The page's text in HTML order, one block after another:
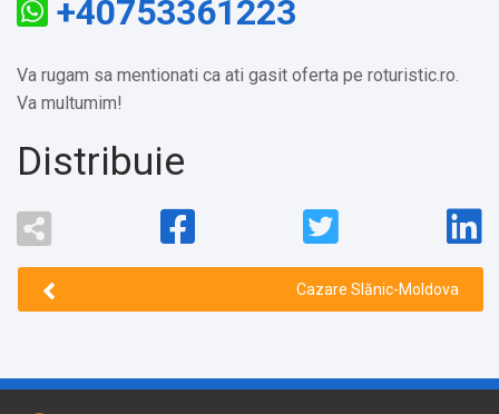
+40753361223
Va rugam sa mentionati ca ati gasit oferta pe roturistic.ro.
Va multumim!
Distribuie
Cazare Slănic-Moldova